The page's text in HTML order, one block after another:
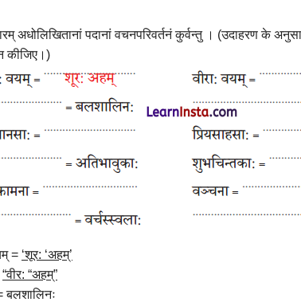
अधोलिखितानां पदानां वचनपरिवर्तनं कुर्वन्तु । (उदाहरण के
कीजिए।)
= ‘शूर: ‘अहम्’
“वीर: “अहम्”